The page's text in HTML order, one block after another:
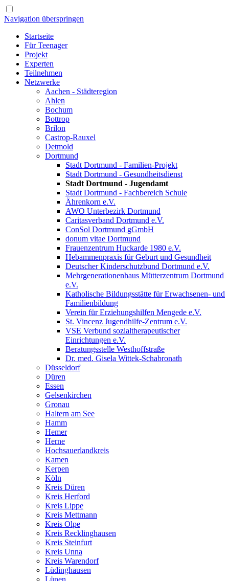
Navigation überspringen
Startseite
Für Teenager
Projekt
Experten
Teilnehmen
Netzwerke
Aachen - Städteregion
Ahlen
Bochum
Bottrop
Brilon
Castrop-Rauxel
Detmold
Dortmund
Stadt Dortmund - Familien-Projekt
Stadt Dortmund - Gesundheitsdienst
Stadt Dortmund - Jugendamt
Stadt Dortmund - Fachbereich Schule
Ährenkorn e.V.
AWO Unterbezirk Dortmund
Caritasverband Dortmund e.V.
ConSol Dortmund gGmbH
donum vitae Dortmund
Frauenzentrum Huckarde 1980 e.V.
Hebammenpraxis für Geburt und Gesundheit
Deutscher Kinderschutzbund Dortmund e.V.
Mehrgenerationenhaus Mütterzentrum Dortmund
e.V.
Katholische Bildungsstätte für Erwachsenen- und
Familienbildung
Verein für Erziehungshilfen Mengede e.V.
St. Vincenz Jugendhilfe-Zentrum e.V.
VSE Verbund sozialtherapeutischer
Einrichtungen e.V.
Beratungsstelle Westhoffstraße
Dr. med. Gisela Wittek-Schabronath
Düsseldorf
Düren
Essen
Gelsenkirchen
Gronau
Haltern am See
Hamm
Hemer
Herne
Hochsauerlandkreis
Kamen
Kerpen
Köln
Kreis Düren
Kreis Herford
Kreis Lippe
Kreis Mettmann
Kreis Olpe
Kreis Recklinghausen
Kreis Steinfurt
Kreis Unna
Kreis Warendorf
Lüdinghausen
Lünen